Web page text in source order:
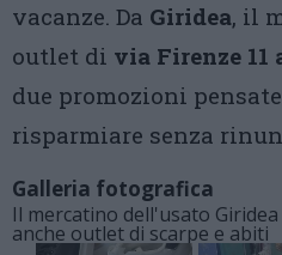
vacanze. Da Giridea, il
outlet di via Firenze 11
due promozioni
risparmiare senza
Galleria fotografica
Il mercatino dell'usato
anche outlet di scarpe e abiti